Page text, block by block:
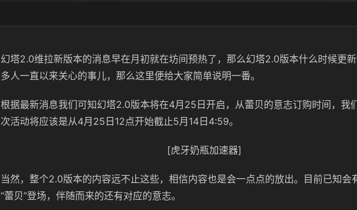
幻塔2.0维拉新版本的消息早在月初就在坊间预热了，那么幻塔2.0版本什么时候更
多人一直以来关心的事儿，那么这里便给大家简单说明一番。
根据最新消息我们可知幻塔2.0版本将在4月25日开启，从蕾贝的意志订购时间，我
次活动将应该是从4月25日12点开始截止5月14日4:59。
[虎牙奶瓶加速器]
当然，整个2.0版本的内容远不止这些，相信内容也是会一点点的放出。目前已知会
“蕾贝”登场，伴随而来的还有对应的意志。